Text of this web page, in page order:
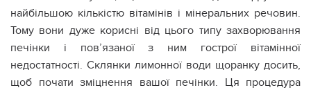
найбільшою кількістю вітамінів і мінеральних речовин.
Тому вони дуже корисні від цього типу захворювання
печінки і пов’язаної з ним гострої вітамінної
недостатності. Склянки лимонної води щоранку досить,
щоб почати зміцнення вашої печінки. Ця процедура